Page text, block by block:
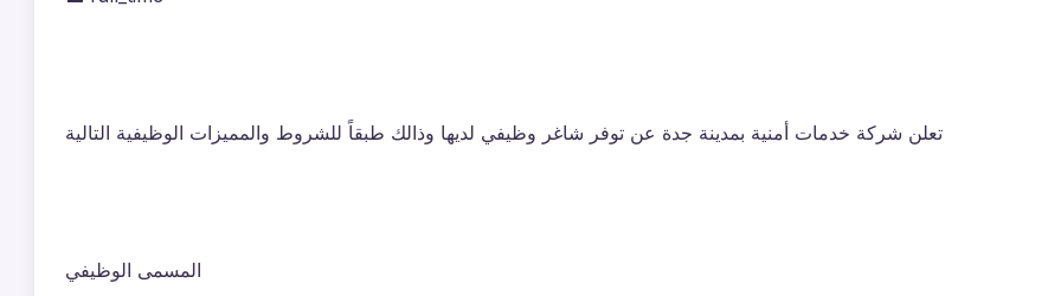
تعلن شركة خدمات أمنية بمدينة جدة عن توفر شاغر وظيفي لديها وذالك طبقاً للشروط والمميزات الوظيفية التالية
المسمى الوظيفي